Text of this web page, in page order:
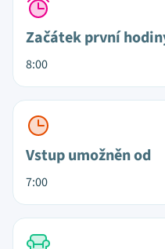
Začátek první
8:00
Vstup umožněn od
7:00